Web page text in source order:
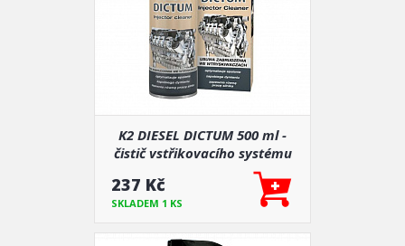
K2 DIESEL DICTUM 500 ml -
čistič vstřikovacího systému
237 Kč
SKLADEM 1 KS